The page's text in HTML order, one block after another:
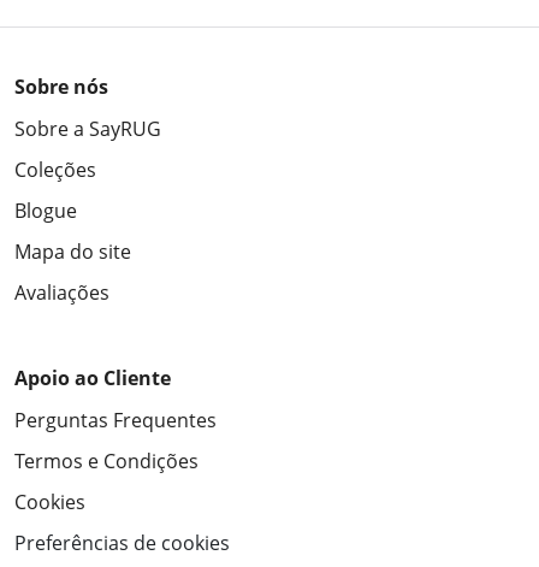
Sobre nós
Sobre a SayRUG
Coleções
Blogue
Mapa do site
Avaliações
Apoio ao Cliente
Perguntas Frequentes
Termos e Condições
Cookies
Preferências de cookies